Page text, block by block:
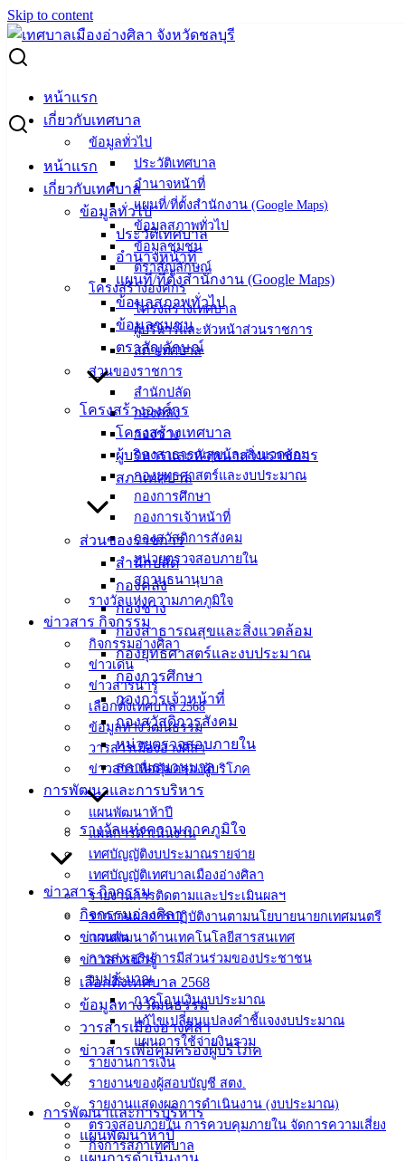
Skip to content
หน้าแรก
เกี่ยวกับเทศบาล
ข้อมูลทั่วไป
ประวัติเทศบาล
อำนาจหน้าที่
แผนที่/ที่ตั้งสำนักงาน (Google Maps)
ข้อมูลสภาพทั่วไป
ข้อมูลชุมชน
ตราสัญลักษณ์
โครงสร้างองค์กร
โครงสร้างเทศบาล
ผู้บริหารและหัวหน้าส่วนราชการ
สภาเทศบาล
ส่วนของราชการ
สำนักปลัด
กองคลัง
กองช่าง
กองสาธารณสุขและสิ่งแวดล้อม
กองยุทธศาสตร์และงบประมาณ
กองการศึกษา
กองการเจ้าหน้าที่
กองสวัสดิการสังคม
หน่วยตรวจสอบภายใน
สถานธนานุบาล
รางวัลแห่งความภาคภูมิใจ
ข่าวสาร กิจกรรม
กิจกรรมอ่างศิลา
ข่าวเด่น
ข่าวสารน่ารู้
เลือกตั้งเทศบาล 2568
ข้อมูลทางวัฒนธรรม
วารสารเมืองอ่างศิลา
ข่าวสารเพื่อคุ้มครองผู้บริโภค
การพัฒนาและการบริหาร
แผนพัฒนาห้าปี
แผนการดำเนินงาน
เทศบัญญัติงบประมาณรายจ่าย
เทศบัญญัติเทศบาลเมืองอ่างศิลา
รายงานการติดตามและประเมินผลฯ
รายงานผลการปฏิบัติงานตามนโยบายนายกเทศมนตรี
แผนพัฒนาด้านเทคโนโลยีสารสนเทศ
การส่งเสริมการมีส่วนร่วมของประชาชน
งบประมาณ
การโอนเงินงบประมาณ
แก้ไขเปลี่ยนแปลงคำชี้แจงงบประมาณ
แผนการใช้จ่ายงินรวม
รายงานการเงิน
รายงานของผู้สอบบัญชี สตง.
รายงานแสดงผลการดำเนินงาน (งบประมาณ)
ตรวจสอบภายใน การควบคุมภายใน จัดการความเสี่ยง
กิจการสภาเทศบาล
หน้าแรก
เกี่ยวกับเทศบาล
ข้อมูลทั่วไป
ประวัติเทศบาล
อำนาจหน้าที่
แผนที่/ที่ตั้งสำนักงาน (Google Maps)
ข้อมูลสภาพทั่วไป
ข้อมูลชุมชน
ตราสัญลักษณ์
โครงสร้างองค์กร
โครงสร้างเทศบาล
ผู้บริหารและหัวหน้าส่วนราชการ
สภาเทศบาล
ส่วนของราชการ
สำนักปลัด
กองคลัง
กองช่าง
กองสาธารณสุขและสิ่งแวดล้อม
กองยุทธศาสตร์และงบประมาณ
กองการศึกษา
กองการเจ้าหน้าที่
กองสวัสดิการสังคม
หน่วยตรวจสอบภายใน
สถานธนานุบาล
รางวัลแห่งความภาคภูมิใจ
ข่าวสาร กิจกรรม
กิจกรรมอ่างศิลา
ข่าวเด่น
ข่าวสารน่ารู้
เลือกตั้งเทศบาล 2568
ข้อมูลทางวัฒนธรรม
วารสารเมืองอ่างศิลา
ข่าวสารเพื่อคุ้มครองผู้บริโภค
การพัฒนาและการบริหาร
แผนพัฒนาห้าปี
แผนการดำเนินงาน
Search for:
แผนการจัดซื้อจัดจ้าง ปีงบประมาณ พ.ศ. 2569 (79 รายการ)
แผนการจัดซื้อจัดจ้าง ปีงบประมาณ พ.ศ.
2569 (79 รายการ)
ตุลาคม 15, 2025 ตุลาคม 15, 2025
แผนการจัดซื้อจัดจ้าง
ประกาศแผนจัดซื้อจัดจ้าง-ประจำปีงบประมาณ
อ่างศิลา 90/338
038-
142-100-104
บริการ
ประชาชน
ดาวน์โหลด
ฟอร์ม,
เอกสาร
สำหรับ
ประชาชน/
คู่มือการ
ปฏิบัติ
งาน
ข่าวสาร
น่ารู้
ศุนย์
ข้อมูล
ข่าวสาร
องค์
ความรู้